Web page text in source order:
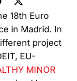
18th Euro
in Madrid. In
project
EU-
MINOR